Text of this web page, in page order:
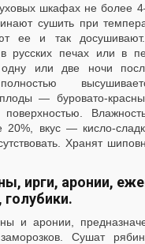
шкафах не более
сушить при
ее и так
в русских печах или в
или две ночи
— буровато-
поверхностью.
вкус — кисло-
Хранят
ирги, аронии,
и аронии,
Сушат